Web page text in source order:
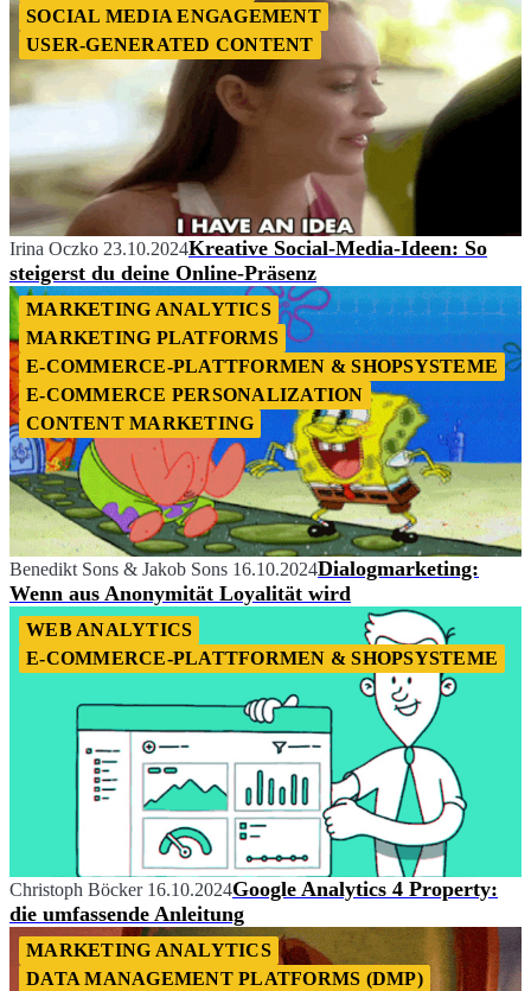
SOCIAL MEDIA ENGAGEMENT
USER-GENERATED CONTENT
Irina Oczko 23.10.2024Kreative Social-Media-Ideen: So
steigerst du deine Online-Präsenz
MARKETING ANALYTICS
MARKETING PLATFORMS
E-COMMERCE-PLATTFORMEN & SHOPSYSTEME
E-COMMERCE PERSONALIZATION
CONTENT MARKETING
Benedikt Sons & Jakob Sons 16.10.2024Dialogmarketing:
Wenn aus Anonymität Loyalität wird
WEB ANALYTICS
E-COMMERCE-PLATTFORMEN & SHOPSYSTEME
Christoph Böcker 16.10.2024Google Analytics 4 Property:
die umfassende Anleitung
MARKETING ANALYTICS
DATA MANAGEMENT PLATFORMS (DMP)